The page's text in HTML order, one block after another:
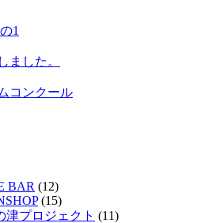
1
ました。
コンクール
BAR (12)
(15)
津プロジェクト (11)